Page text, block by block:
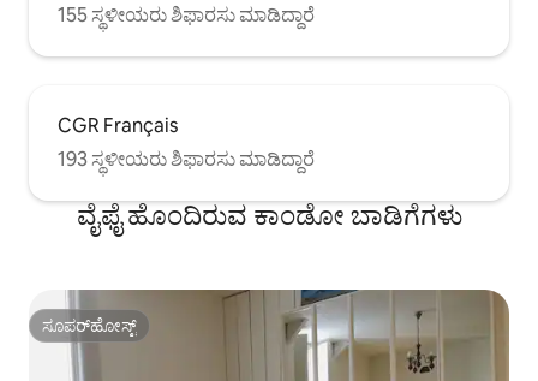
155 ಸ್ಥಳೀಯರು ಶಿಫಾರಸು ಮಾಡಿದ್ದಾರೆ
CGR Français
193 ಸ್ಥಳೀಯರು ಶಿಫಾರಸು ಮಾಡಿದ್ದಾರೆ
ವೈಫೈ ಹೊಂದಿರುವ ಕಾಂಡೋ ಬಾಡಿಗೆಗಳು
ಸೂಪರ್‌ಹೋಸ್ಟ್
ಸೂಪರ್‌ಹೋಸ್ಟ್